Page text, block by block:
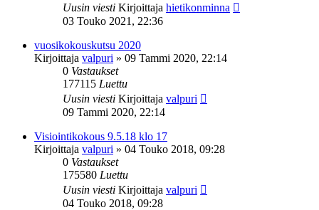
Uusin viesti Kirjoittaja hietikonminna
03 Touko 2021, 22:36
vuosikokouskutsu 2020
Kirjoittaja valpuri » 09 Tammi 2020, 22:14
0 Vastaukset
177115 Luettu
Uusin viesti Kirjoittaja valpuri
09 Tammi 2020, 22:14
Visiointikokous 9.5.18 klo 17
Kirjoittaja valpuri » 04 Touko 2018, 09:28
0 Vastaukset
175580 Luettu
Uusin viesti Kirjoittaja valpuri
04 Touko 2018, 09:28